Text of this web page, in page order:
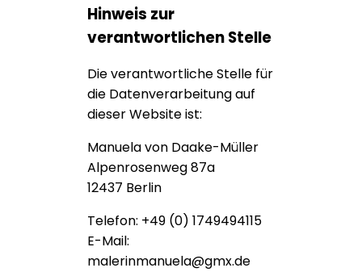
Hinweis zur
verantwortlichen Stelle
Die verantwortliche Stelle für
die Datenverarbeitung auf
dieser Website ist:
Manuela von Daake-Müller
Alpenrosenweg 87a
12437 Berlin
Telefon: +49 (0) 1749494115
E-Mail:
malerinmanuela@gmx.de